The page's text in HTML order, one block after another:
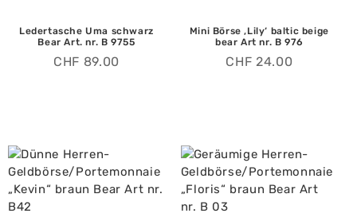
Ledertasche Uma schwarz
Bear Art. nr. B 9755
CHF 89.00
Mini Börse ‚Lily‘ baltic beige
bear Art nr. B 976
CHF 24.00